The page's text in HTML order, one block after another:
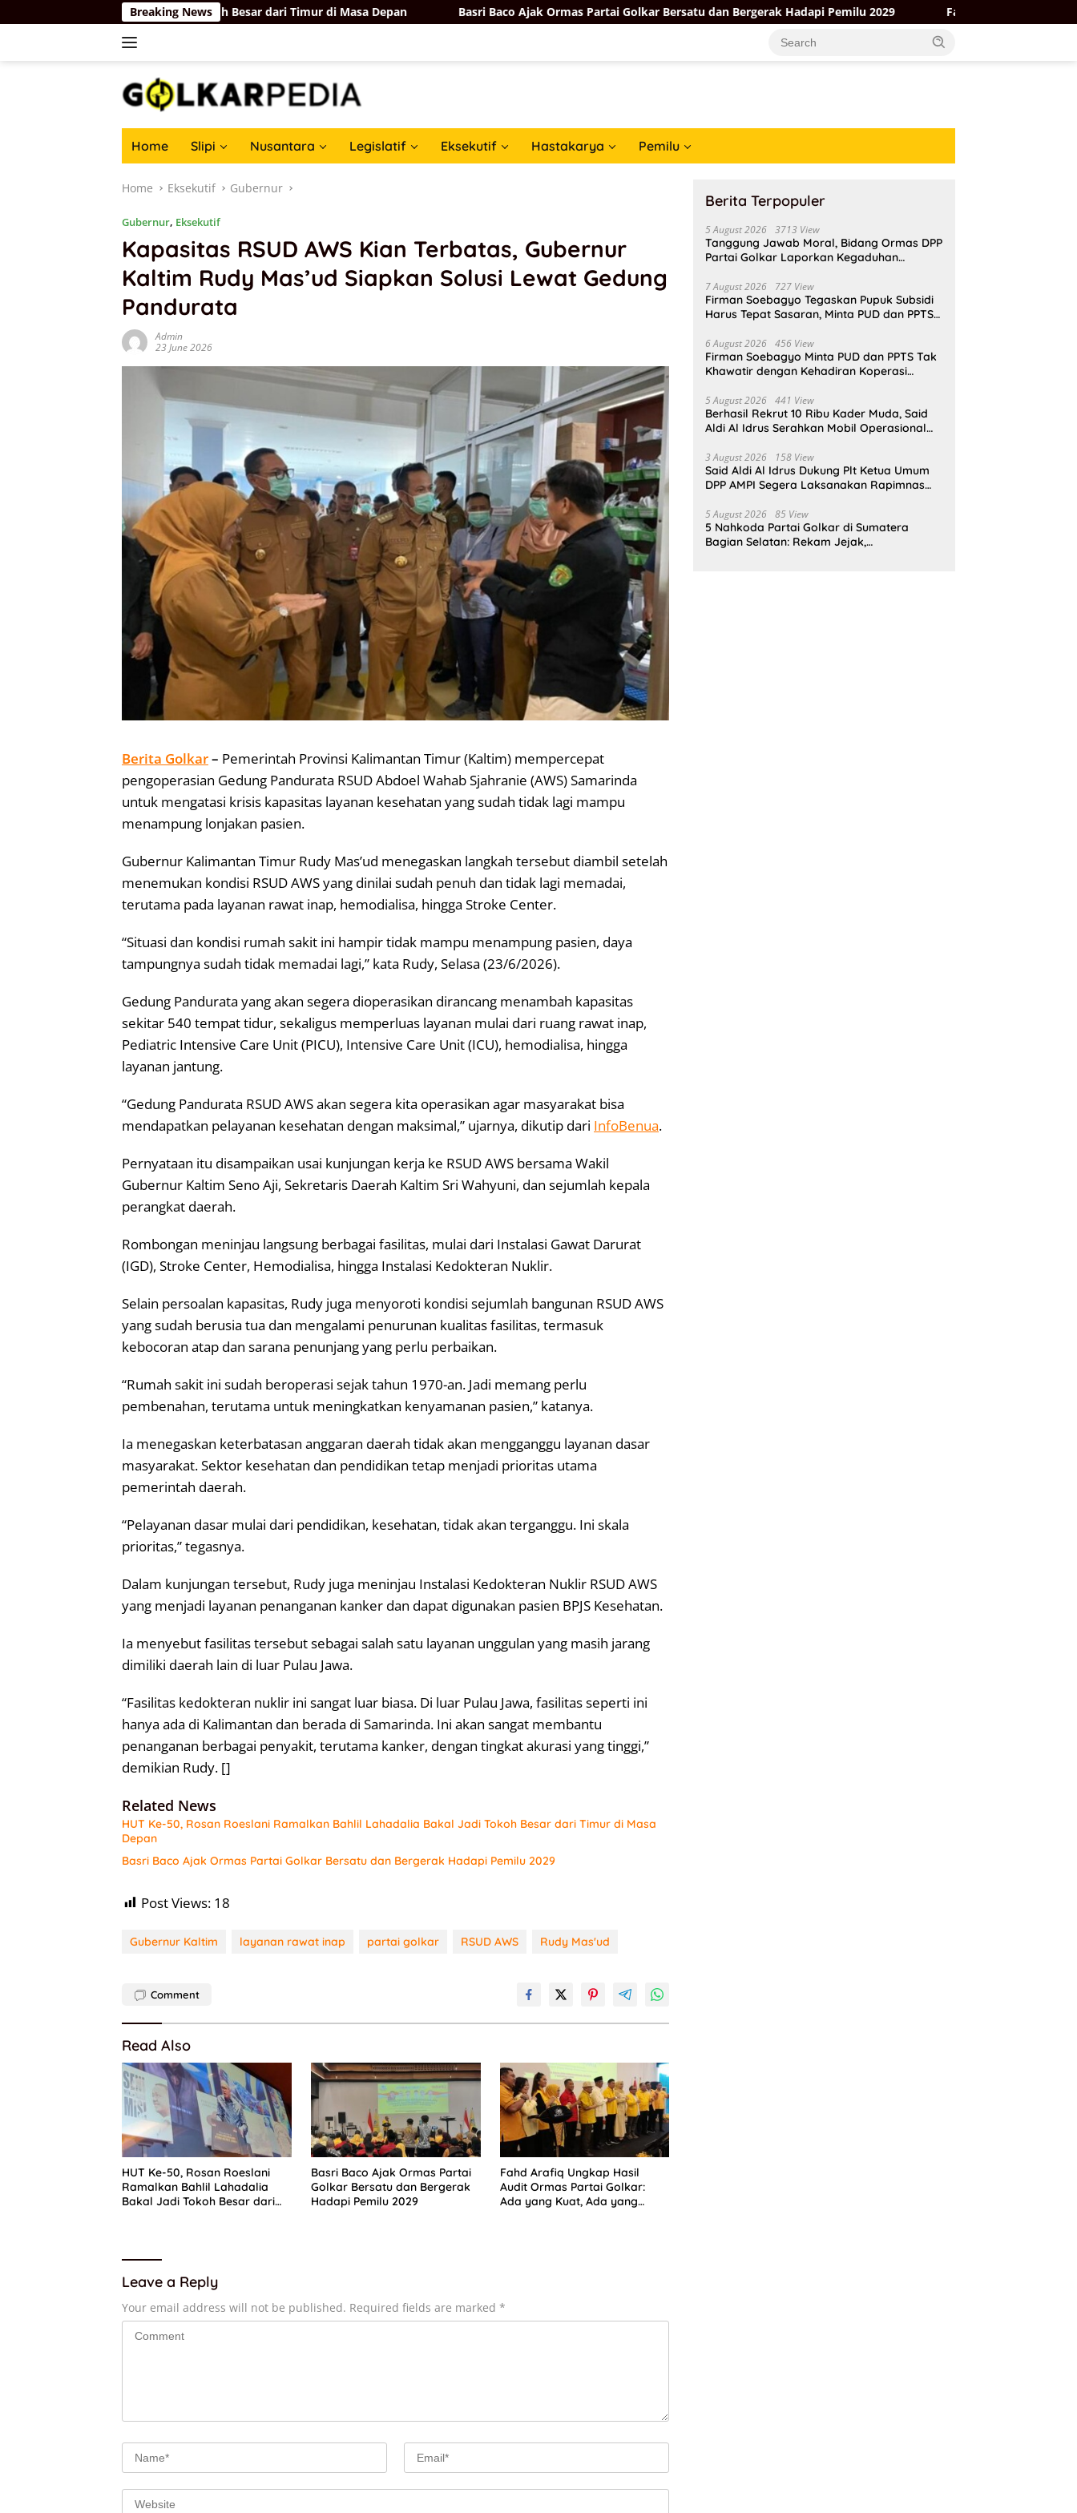
to
Breaking News
Bakal Jadi Tokoh Besar dari Timur di Masa Depan Basri Baco Ajak Ormas Partai Golkar Bersatu dan Bergerak Hadapi Pemilu 2029 Fahd Arafiq Ungkap Hasil Audit
Home Slipi Nusantara Legislatif Eksekutif Hastakarya Pemilu
Home Eksekutif Gubernur
Gubernur, Eksekutif
Kapasitas RSUD AWS Kian Terbatas, Gubernur
Kaltim Rudy Mas’ud Siapkan Solusi Lewat Gedung
Pandurata
Admin
23 June 2026
Berita Golkar– Pemerintah Provinsi Kalimantan Timur (Kaltim) mempercepat
pengoperasian Gedung Pandurata RSUD Abdoel Wahab Sjahranie (AWS) Samarinda
untuk mengatasi krisis kapasitas layanan kesehatan yang sudah tidak lagi mampu
menampung lonjakan pasien.
Gubernur Kalimantan Timur Rudy Mas’ud menegaskan langkah tersebut diambil setelah
menemukan kondisi RSUD AWS yang dinilai sudah penuh dan tidak lagi memadai,
terutama pada layanan rawat inap, hemodialisa, hingga Stroke Center.
“Situasi dan kondisi rumah sakit ini hampir tidak mampu menampung pasien, daya
tampungnya sudah tidak memadai lagi,” kata Rudy, Selasa (23/6/2026).
Gedung Pandurata yang akan segera dioperasikan dirancang menambah kapasitas
sekitar 540 tempat tidur, sekaligus memperluas layanan mulai dari ruang rawat inap,
Pediatric Intensive Care Unit (PICU), Intensive Care Unit (ICU), hemodialisa, hingga
layanan jantung.
“Gedung Pandurata RSUD AWS akan segera kita operasikan agar masyarakat bisa
mendapatkan pelayanan kesehatan dengan maksimal,” ujarnya, dikutip dari InfoBenua.
Pernyataan itu disampaikan usai kunjungan kerja ke RSUD AWS bersama Wakil
Gubernur Kaltim Seno Aji, Sekretaris Daerah Kaltim Sri Wahyuni, dan sejumlah kepala
perangkat daerah.
Rombongan meninjau langsung berbagai fasilitas, mulai dari Instalasi Gawat Darurat
(IGD), Stroke Center, Hemodialisa, hingga Instalasi Kedokteran Nuklir.
Selain persoalan kapasitas, Rudy juga menyoroti kondisi sejumlah bangunan RSUD AWS
yang sudah berusia tua dan mengalami penurunan kualitas fasilitas, termasuk
kebocoran atap dan sarana penunjang yang perlu perbaikan.
“Rumah sakit ini sudah beroperasi sejak tahun 1970-an. Jadi memang perlu
pembenahan, terutama untuk meningkatkan kenyamanan pasien,” katanya.
Ia menegaskan keterbatasan anggaran daerah tidak akan mengganggu layanan dasar
masyarakat. Sektor kesehatan dan pendidikan tetap menjadi prioritas utama
pemerintah daerah.
“Pelayanan dasar mulai dari pendidikan, kesehatan, tidak akan terganggu. Ini skala
prioritas,” tegasnya.
Dalam kunjungan tersebut, Rudy juga meninjau Instalasi Kedokteran Nuklir RSUD AWS
yang menjadi layanan penanganan kanker dan dapat digunakan pasien BPJS Kesehatan.
Ia menyebut fasilitas tersebut sebagai salah satu layanan unggulan yang masih jarang
dimiliki daerah lain di luar Pulau Jawa.
“Fasilitas kedokteran nuklir ini sangat luar biasa. Di luar Pulau Jawa, fasilitas seperti ini
hanya ada di Kalimantan dan berada di Samarinda. Ini akan sangat membantu
penanganan berbagai penyakit, terutama kanker, dengan tingkat akurasi yang tinggi,”
demikian Rudy. []
Related News
HUT Ke-50, Rosan Roeslani Ramalkan Bahlil Lahadalia Bakal Jadi Tokoh Besar dari Timur di Masa
Depan
Basri Baco Ajak Ormas Partai Golkar Bersatu dan Bergerak Hadapi Pemilu 2029
Post Views: 18
Gubernur Kaltim layanan rawat inap partai golkar RSUD AWS Rudy Mas'ud
Comment
Read Also
HUT Ke-50, Rosan Roeslani
Ramalkan Bahlil Lahadalia
Bakal Jadi Tokoh Besar dari
Basri Baco Ajak Ormas Partai
Golkar Bersatu dan Bergerak
Hadapi Pemilu 2029
Fahd Arafiq Ungkap Hasil
Audit Ormas Partai Golkar:
Ada yang Kuat, Ada yang
Leave a Reply
Your email address will not be published. Required fields are marked *
Berita Terpopuler
5 August 2026 3713 View
Tanggung Jawab Moral, Bidang Ormas DPP
Partai Golkar Laporkan Kegaduhan
7 August 2026 727 View
Firman Soebagyo Tegaskan Pupuk Subsidi
Harus Tepat Sasaran, Minta PUD dan PPTS
6 August 2026 456 View
Firman Soebagyo Minta PUD dan PPTS Tak
Khawatir dengan Kehadiran Koperasi
5 August 2026 441 View
Berhasil Rekrut 10 Ribu Kader Muda, Said
Aldi Al Idrus Serahkan Mobil Operasional
3 August 2026 158 View
Said Aldi Al Idrus Dukung Plt Ketua Umum
DPP AMPI Segera Laksanakan Rapimnas
5 August 2026 85 View
5 Nahkoda Partai Golkar di Sumatera
Bagian Selatan: Rekam Jejak,